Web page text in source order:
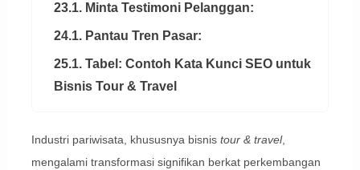
23.1. Minta Testimoni Pelanggan:
24.1. Pantau Tren Pasar:
25.1. Tabel: Contoh Kata Kunci SEO untuk
Bisnis Tour & Travel
Industri pariwisata, khususnya bisnis tour & travel,
mengalami transformasi signifikan berkat perkembangan